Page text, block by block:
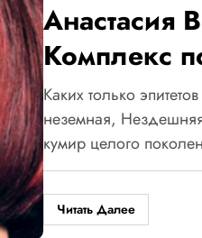
Анастасия
Комплекс
Каких только
неземная,
кумир целого
Читать Далее